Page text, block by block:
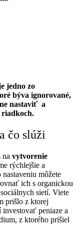
jedno zo
býva ignorované,
nastaviť a
riadkoch.
čo slúži
na vytvorenie
rýchlejšie a
môžete
ich s organickou
sietí. Viete
prišlo z ktorej
peniaze a
z ktorého prišiel